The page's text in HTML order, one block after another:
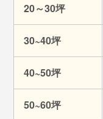
20～30坪
30~40坪
40~50坪
50~60坪